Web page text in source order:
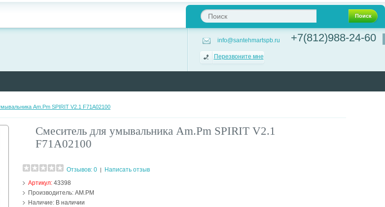
Поиск
info@santehmartspb.ru
Перезвоните мне
+7(812)988-24-60
Am.Pm SPIRIT V2.1 F71A02100
Смеситель для умывальника Am.Pm SPIRIT V2.1
F71A02100
Отзывов: 0 |
Написать отзыв
Артикул:43398
Производитель: AM.PM
Наличие: В наличии